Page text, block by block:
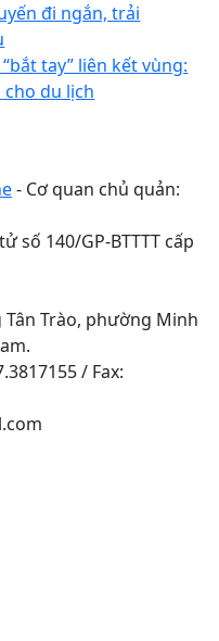
đi ngắn, trải
tay” liên kết vùng:
cho du lịch
- Cơ quan chủ quản:
số 140/GP-BTTTT cấp
Tân Trào, phường Minh
/ Fax: